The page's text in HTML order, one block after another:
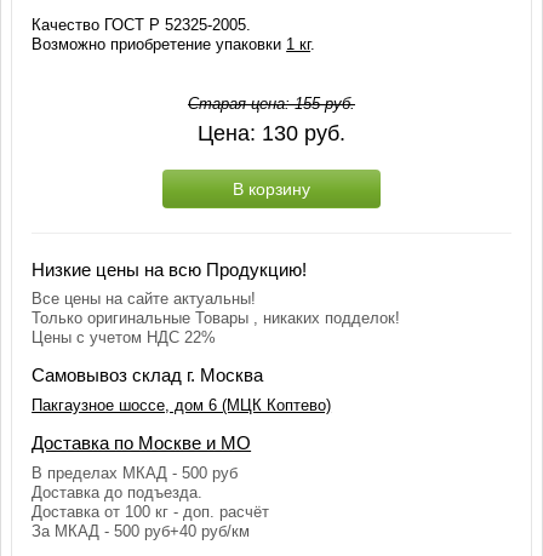
Качество ГОСТ Р 52325-2005.
Возможно приобретение упаковки 1 кг.
Старая цена:155руб.
Цена: 130 руб.
В корзину
Низкие цены на всю Продукцию!
Все цены на сайте актуальны!
Только оригинальные Товары , никаких подделок!
Цены с учетом НДС 22%
Самовывоз склад г. Москва
Пакгаузное шоссе, дом 6 (МЦК Коптево)
Доставка по Москве и МО
В пределах МКАД - 500 руб
Доставка до подъезда.
Доставка от 100 кг - доп. расчёт
За МКАД - 500 руб+40 руб/км